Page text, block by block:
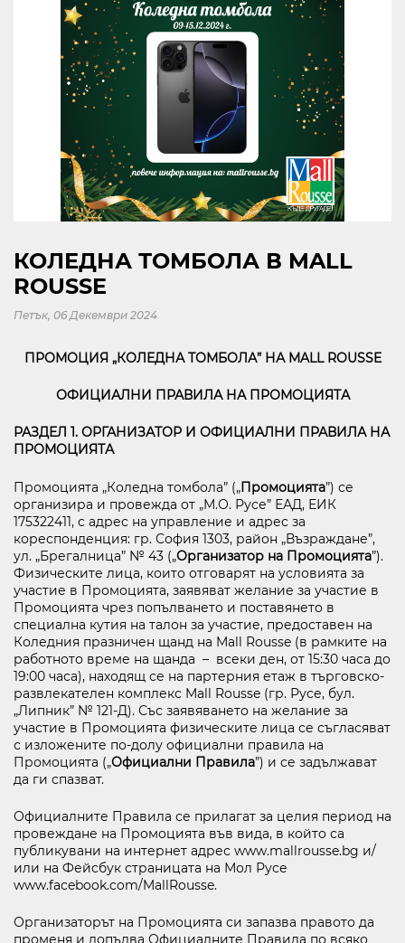
КОЛЕДНА ТОМБОЛА В MALL
ROUSSE
Петък, 06 Декември 2024
ПРОМОЦИЯ „КОЛЕДНА ТОМБОЛА” НА MALL ROUSSE
ОФИЦИАЛНИ ПРАВИЛА НА ПРОМОЦИЯТА
РАЗДЕЛ 1. ОРГАНИЗАТОР И ОФИЦИАЛНИ ПРАВИЛА НА
ПРОМОЦИЯТА
Промоцията „Коледна томбола” („Промоцията”) се
организира и провежда от „М.О. Русе” ЕАД, ЕИК
175322411, с адрес на управление и адрес за
кореспонденция: гр. София 1303, район „Възраждане”,
ул. „Брегалница” № 43 („Организатор на Промоцията”).
Физическите лица, които отговарят на условията за
участие в Промоцията, заявяват желание за участие в
Промоцията чрез попълването и поставянето в
специална кутия на талон за участие, предоставен на
Коледния празничен щанд на Mall Rousse (в рамките на
работното време на щанда – всеки ден, от 15:30 часа до
19:00 часа), находящ се на партерния етаж в търговско-
развлекателен комплекс Mall Rousse (гр. Русе, бул.
„Липник” № 121-Д). Със заявяването на желание за
участие в Промоцията физическите лица се съгласяват
с изложените по-долу официални правила на
Промоцията („Официални Правила”) и се задължават
да ги спазват.
Официалните Правила се прилагат за целия период на
провеждане на Промоцията във вида, в който са
публикувани на интернет адрес www.mallrousse.bg и/
или на Фейсбук страницата на Мол Русе
www.facebook.com/MallRousse.
Организаторът на Промоцията си запазва правото да
KABOOM
ЗА МОЛ РУСЕ
КОНТАКТИ
10:00 - 21:30
бул. Липник 121 Д
ВИЖ НА КАРТАТА
Следвайте ни
В СОЦИАЛНИТЕ МРЕЖИ
ПРАВА ЗА ПОЛЗВАНЕ
ПОЛИТИКА ЗА ИЗПОЛЗВАНЕ НА БИСКВИТКИ
ПОЛИТИКА ЗА ОБРАБОТВАНЕ И СИГУРНОСТ НА ЛИЧНИТЕ ДАННИ
KABOOM ПОЛИТИКА ЗА ВИДЕОНАБЛЮДЕНИЕ
KABOOM ПОЛИТИКА ЗА ОБРАБОТВАНЕ И СИГУРНОСТ НА ЛИЧНИТЕ ДАННИ